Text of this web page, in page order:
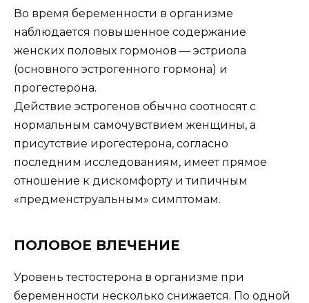
Во время беременности в организме
наблюдается повышенное содержание
женских половых гормонов — эстриола
(основного эстрогенного гормона) и
прогестерона.
Действие эстрогенов обычно соотносят с
нормальным самочувствием женщины, а
присутствие ирогестерона, согласно
последним исследованиям, имеет прямое
отношение к дискомфорту и типичным
«предменструальным» симптомам.
ПОЛОВОЕ ВЛЕЧЕНИЕ
Уровень тестостерона в организме при
беременности несколько снижается. По одной